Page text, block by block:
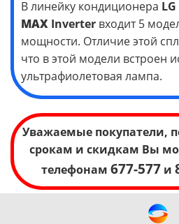
В линейку кондиционера LG
MAX Inverter входит 5
мощности. Отличие этой
что в этой модели встроен
ультрафиолетовая лампа.
Уважаемые покупатели,
срокам и скидкам Вы
телефонам 677-577 и